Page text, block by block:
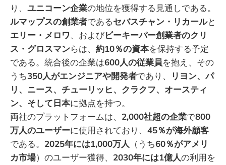
り、 ユニコーン企業の地位を獲得する見通しである。
ルマップスの創業者であるセバスチャン・リカールと
エリー・メロワ、およびビーキーパー創業者のクリ
ス・グロスマンらは、 約10％の資本を保持する予定
である。統合後の企業は600人の従業員を抱え、その
うち350人がエンジニアや開発者であり、
リヨン、パ
リ、ニース、チューリッヒ、クラクフ、オースティ
ン、そして日本に拠点を持つ。
両社のプラットフォームは、 2,000社超の企業で800
万人のユーザーに使用されており、 45％が海外顧客
である。 2025年には1,000万人 （うち60％がアメリ
カ市場）のユーザー獲得、 2030年には1億人の利用を